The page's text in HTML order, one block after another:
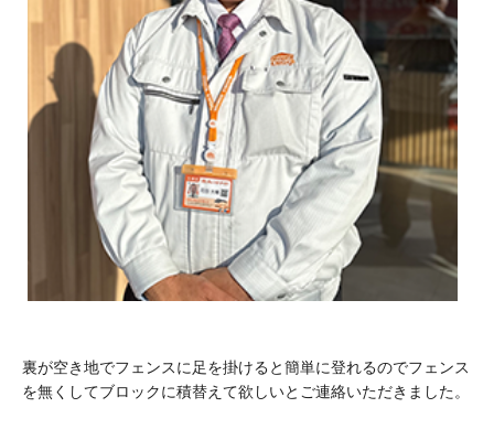
裏が空き地でフェンスに足を掛けると簡単に登れるのでフェンス
を無くしてブロックに積替えて欲しいとご連絡いただきました。